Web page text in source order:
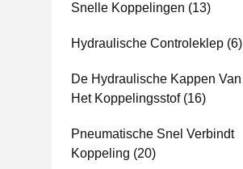
Snelle Koppelingen (13)
Hydraulische Controleklep (6)
De Hydraulische Kappen Van
Het Koppelingsstof(16)
Pneumatische Snel Verbindt
Koppeling (20)